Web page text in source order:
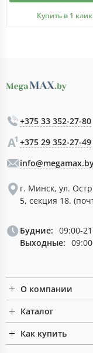
Купить в 1 клик
+375 33 352-27-80
+375 29 352-27-49
г. Минск, ул.
5, секция 18.
Будние: 09:00-
Выходные:
О компании
Каталог
Как купить